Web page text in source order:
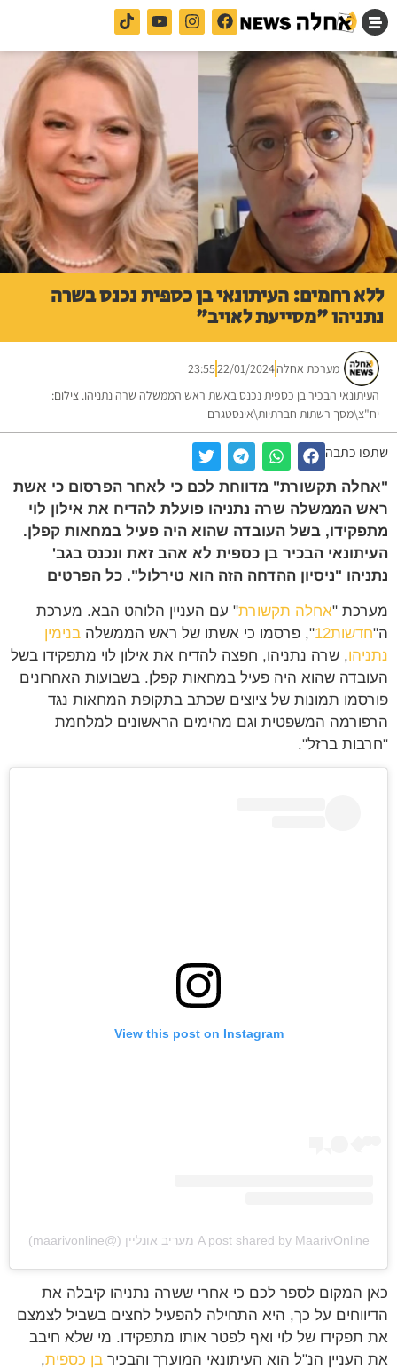
ללא רחמים: העיתונאי בן כספית נכנס בשרה
נתניהו "מסייעת לאויב"
מערכת אחלה22/01/2024
23:55
העיתונאי הבכיר בן כספית נכנס באשת ראש הממשלה שרה נתניהו. צילום:
יח"צ\מסך רשתות חברתיות\אינסטגרם
שתפו כתבה
"אחלה תקשורת" מדווחת לכם כי לאחר הפרסום כי אשת
ראש הממשלה שרה נתניהו פועלת להדיח את אילון לוי
מתפקידו, בשל העובדה שהוא היה פעיל במחאות קפלן.
העיתונאי הבכיר בן כספית לא אהב זאת ונכנס בגב'
נתניהו "ניסיון ההדחה הזה הוא טירלול". כל הפרטים
מערכת "אחלה תקשורת" עם העניין הלוהט הבא. מערכת
ה"חדשות12 ", פרסמו כי אשתו של ראש הממשלה בנימין
נתניהו, שרה נתניהו, חפצה להדיח את אילון לוי מתפקידו בשל
העובדה שהוא היה פעיל במחאות קפלן. בשבועות האחרונים
פורסמו תמונות של ציוצים שכתב בתקופת המחאות נגד
הרפורמה המשפטית וגם מהימים הראשונים למלחמת
"חרבות ברזל".
View this post on Instagram
A post shared by MaarivOnline מעריב אונליין (@maarivonline)
כאן המקום לספר לכם כי אחרי ששרה נתניהו קיבלה את
הדיווחים על כך, היא התחילה להפעיל לחצים בשביל לצמצם
את תפקידו של לוי ואף לפטר אותו מתפקידו. מי שלא חיבב
את העניין הנ"ל הוא העיתונאי המוערך והבכיר בן כספית,